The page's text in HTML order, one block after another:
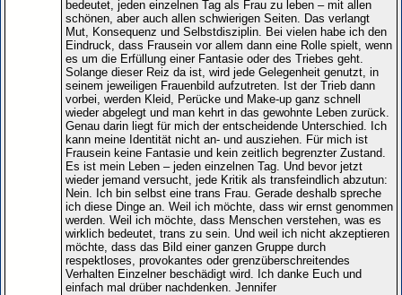
bedeutet, jeden einzelnen Tag als Frau zu leben – mit allen
schönen, aber auch allen schwierigen Seiten. Das verlangt
Mut, Konsequenz und Selbstdisziplin. Bei vielen habe ich den
Eindruck, dass Frausein vor allem dann eine Rolle spielt, wenn
es um die Erfüllung einer Fantasie oder des Triebes geht.
Solange dieser Reiz da ist, wird jede Gelegenheit genutzt, in
seinem jeweiligen Frauenbild aufzutreten. Ist der Trieb dann
vorbei, werden Kleid, Perücke und Make-up ganz schnell
wieder abgelegt und man kehrt in das gewohnte Leben zurück.
Genau darin liegt für mich der entscheidende Unterschied. Ich
kann meine Identität nicht an- und ausziehen. Für mich ist
Frausein keine Fantasie und kein zeitlich begrenzter Zustand.
Es ist mein Leben – jeden einzelnen Tag. Und bevor jetzt
wieder jemand versucht, jede Kritik als transfeindlich abzutun:
Nein. Ich bin selbst eine trans Frau. Gerade deshalb spreche
ich diese Dinge an. Weil ich möchte, dass wir ernst genommen
werden. Weil ich möchte, dass Menschen verstehen, was es
wirklich bedeutet, trans zu sein. Und weil ich nicht akzeptieren
möchte, dass das Bild einer ganzen Gruppe durch
respektloses, provokantes oder grenzüberschreitendes
Verhalten Einzelner beschädigt wird. Ich danke Euch und
einfach mal drüber nachdenken. Jennifer